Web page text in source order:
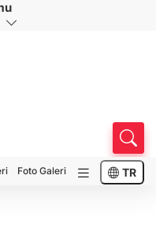
Foto Galeri TR